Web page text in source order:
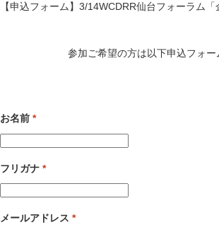
【申込フォーム】3/14WCDRR仙台フォーラム「
参加ご希望の方は以下申込フォ
お名前 *
フリガナ *
メールアドレス *